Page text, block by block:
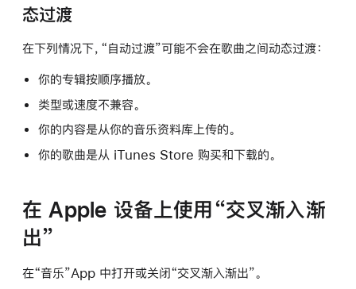
态过渡
在下列情况下，“自动过渡”可能不会在歌曲之间动态过渡：
你的专辑按顺序播放。
类型或速度不兼容。
你的内容是从你的音乐资料库上传的。
你的歌曲是从 iTunes Store 购买和下载的。
在 Apple 设备上使用“交叉渐入渐
出”
在“音乐”App 中打开或关闭“交叉渐入渐出”。